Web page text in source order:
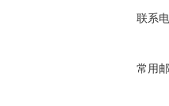
联系
常用